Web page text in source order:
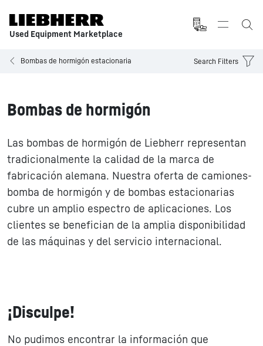
Used Equipment Marketplace
Bombas de hormigón estacionaria Search Filters
Bombas de hormigón
Las bombas de hormigón de Liebherr representan
tradicionalmente la calidad de la marca de
fabricación alemana. Nuestra oferta de camiones-
bomba de hormigón y de bombas estacionarias
cubre un amplio espectro de aplicaciones. Los
clientes se benefician de la amplia disponibilidad
de las máquinas y del servicio internacional.
¡Disculpe!
No pudimos encontrar la información que